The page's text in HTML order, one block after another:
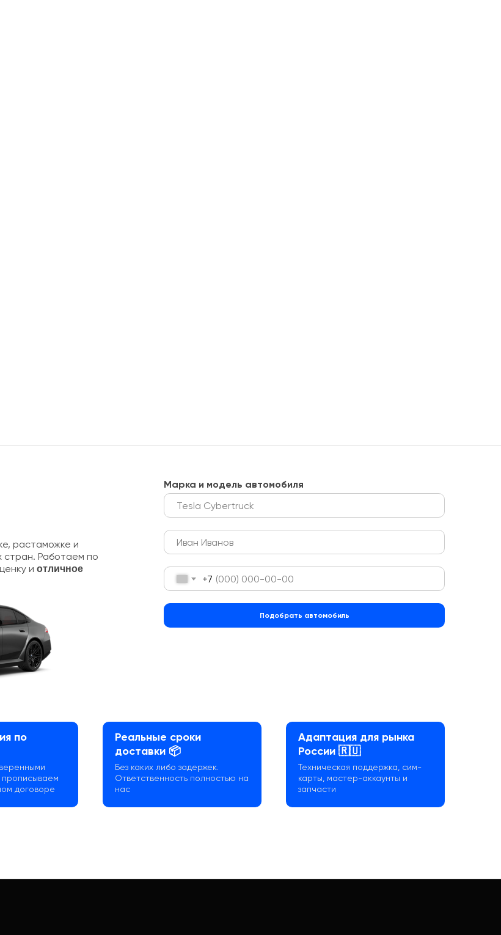
растаможке и
стран. Работаем по
и отличное
Марка и модель автомобиля
+7
Подобрать автомобиль
по
договоре
Реальные сроки
доставки 📦
Без каких либо задержек.
Ответственность полностью на
нас
Адаптация для рынка
России 🇷🇺
Техническая поддержка, сим-
карты, мастер-аккаунты и
запчасти